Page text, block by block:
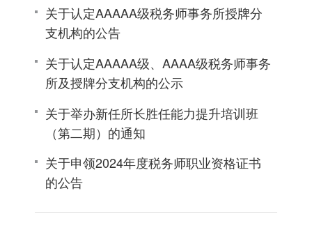
关于认定AAAAA级税务师事务所授牌分
支机构的公告
关于认定AAAAA级、AAAA级税务师事务
所及授牌分支机构的公示
关于举办新任所长胜任能力提升培训班
（第二期）的通知
关于申领2024年度税务师职业资格证书
的公告